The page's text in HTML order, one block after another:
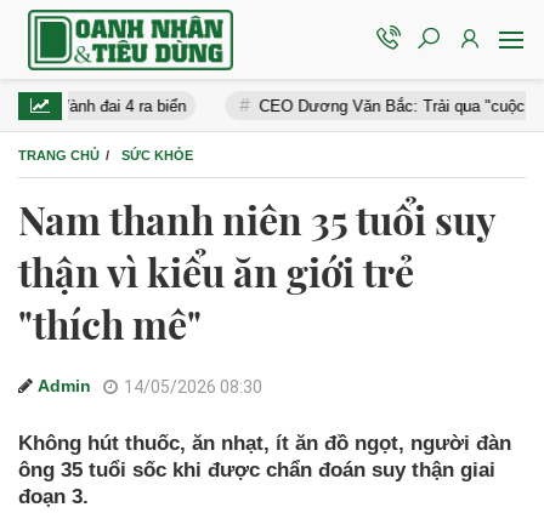
đai 4 ra biển CEO Dương Văn Bắc: Trải qua "cuộc đại phẫu"
TRANG CHỦ SỨC KHỎE
Nam thanh niên 35 tuổi suy
thận vì kiểu ăn giới trẻ
"thích mê"
Admin 14/05/2026 08:30
Không hút thuốc, ăn nhạt, ít ăn đồ ngọt, người đàn
ông 35 tuổi sốc khi được chẩn đoán suy thận giai
đoạn 3.